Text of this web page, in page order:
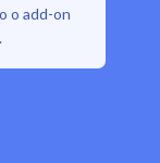
o add-on
.